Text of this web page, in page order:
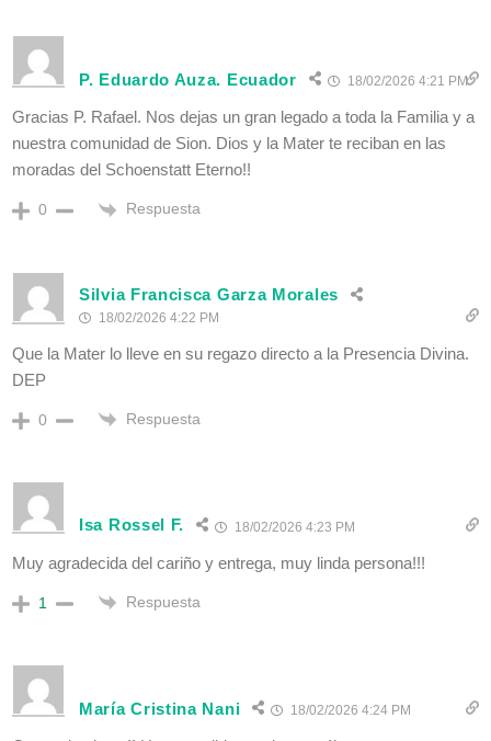
P. Eduardo Auza. Ecuador 18/02/2026 4:21 PM
Gracias P. Rafael. Nos dejas un gran legado a toda la Familia y a
nuestra comunidad de Sion. Dios y la Mater te reciban en las
moradas del Schoenstatt Eterno!!
0 Respuesta
Silvia Francisca Garza Morales
18/02/2026 4:22 PM
Que la Mater lo lleve en su regazo directo a la Presencia Divina.
DEP
0 Respuesta
Isa Rossel F. 18/02/2026 4:23 PM
Muy agradecida del cariño y entrega, muy linda persona!!!
1 Respuesta
María Cristina Nani 18/02/2026 4:24 PM